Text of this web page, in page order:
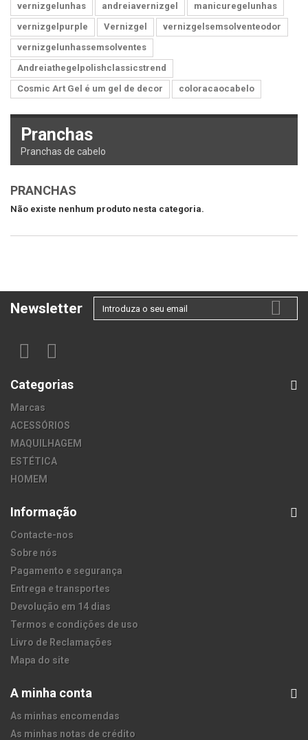
vernizgelunhas andreiavernizgel
manicuregelunhas
vernizgelpurple
Vernizgel
vernizgelsemsolventeodor
vernizgelunhassemsolventes
Andreiathegelpolishclassicstrend
Cosmic Art Gel é um gel de decor
coloracaocabelo
Pranchas
Pranchas de cabelo
PRANCHAS
Não existe nenhum produto nesta categoria.
Newsletter
Categorias
Marcas
ACESSÓRIOS
MAQUILHAGEM
ESTÉTICA
HOMEM
Informação
Contacte-nos
Sobre nós
Pagamento e segurança
Entrega e transportes
Devolução em 14 dias
Termos e condições de uso
Livro de Reclamações
Mapa do site
A minha conta
As minhas encomendas
As minhas notas de crédito